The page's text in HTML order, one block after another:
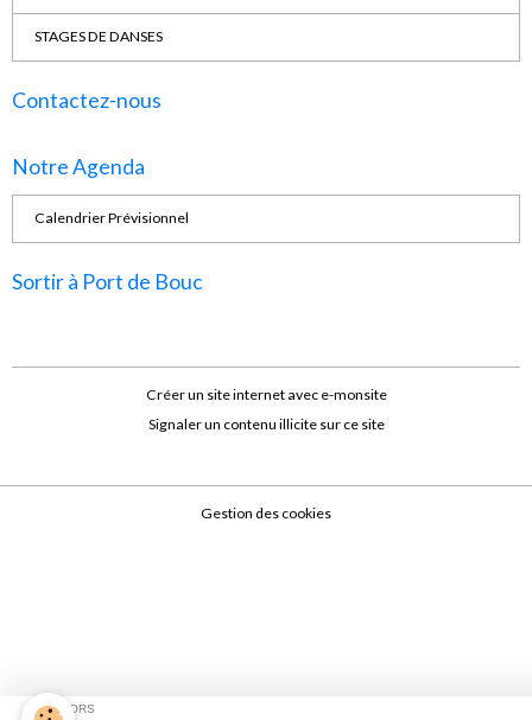
STAGES DE DANSES
Contactez-nous
Notre Agenda
Calendrier Prévisionnel
Sortir à Port de Bouc
Créer un site internet avec e-monsite
Signaler un contenu illicite sur ce site
Gestion des cookies
SPONSORS